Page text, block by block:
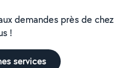
demandes près de chez
!
services